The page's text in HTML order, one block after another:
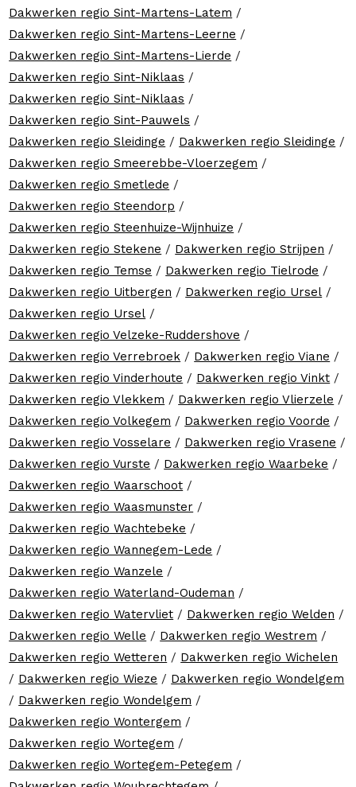
Dakwerken regio Sint-Martens-Latem /
Dakwerken regio Sint-Martens-Leerne /
Dakwerken regio Sint-Martens-Lierde /
Dakwerken regio Sint-Niklaas /
Dakwerken regio Sint-Niklaas /
Dakwerken regio Sint-Pauwels /
Dakwerken regio Sleidinge / Dakwerken regio Sleidinge /
Dakwerken regio Smeerebbe-Vloerzegem /
Dakwerken regio Smetlede /
Dakwerken regio Steendorp /
Dakwerken regio Steenhuize-Wijnhuize /
Dakwerken regio Stekene / Dakwerken regio Strijpen /
Dakwerken regio Temse / Dakwerken regio Tielrode /
Dakwerken regio Uitbergen / Dakwerken regio Ursel /
Dakwerken regio Ursel /
Dakwerken regio Velzeke-Ruddershove /
Dakwerken regio Verrebroek / Dakwerken regio Viane /
Dakwerken regio Vinderhoute / Dakwerken regio Vinkt /
Dakwerken regio Vlekkem / Dakwerken regio Vlierzele /
Dakwerken regio Volkegem / Dakwerken regio Voorde /
Dakwerken regio Vosselare / Dakwerken regio Vrasene /
Dakwerken regio Vurste / Dakwerken regio Waarbeke /
Dakwerken regio Waarschoot /
Dakwerken regio Waasmunster /
Dakwerken regio Wachtebeke /
Dakwerken regio Wannegem-Lede /
Dakwerken regio Wanzele /
Dakwerken regio Waterland-Oudeman /
Dakwerken regio Watervliet / Dakwerken regio Welden /
Dakwerken regio Welle / Dakwerken regio Westrem /
Dakwerken regio Wetteren / Dakwerken regio Wichelen
/ Dakwerken regio Wieze / Dakwerken regio Wondelgem
/ Dakwerken regio Wondelgem /
Dakwerken regio Wontergem /
Dakwerken regio Wortegem /
Dakwerken regio Wortegem-Petegem /